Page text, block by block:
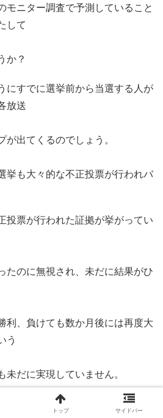
モニター調査で予測していること
して
か？
にすでに選挙前から当選する人が
放送
が出てくるのでしょう。
挙も大々的な不正投票が行われバ
投票が行われた証拠が挙がってい
たのに無視され、未だに結果がひ
利、負けても数か月後には再度大
う
未だに実現していません。
確実だったものを途中で方針が変
トップ サイドバー